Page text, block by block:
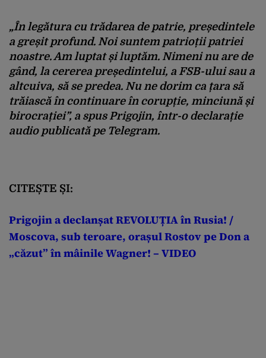
„În legătura cu trădarea de patrie, președintele
a greșit profund. Noi suntem patrioții patriei
noastre. Am luptat și luptăm. Nimeni nu are de
gând, la cererea președintelui, a FSB-ului sau a
altcuiva, să se predea. Nu ne dorim ca țara să
trăiască în continuare în corupție, minciună și
birocrației”, a spus Prigojin, într-o declarație
audio publicată pe Telegram.
CITEȘTE ȘI:
Prigojin a declanșat REVOLUȚIA în Rusia! /
Moscova, sub teroare, orașul Rostov pe Don a
„căzut” în mâinile Wagner! – VIDEO